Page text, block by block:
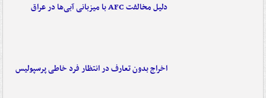
دلیل مخالفت AFC با میزبانی آبی‌ها در عراق
اخراج بدون تعارف در انتظار فرد خاطی پرسپولیس